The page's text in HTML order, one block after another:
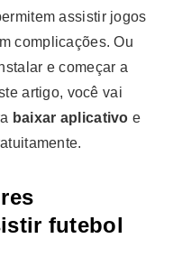
assistir jogos
complicações. Ou
e começar a
artigo, você vai
baixar aplicativo e
futebol